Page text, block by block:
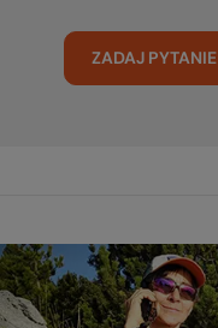
ZADAJ PYTANIE